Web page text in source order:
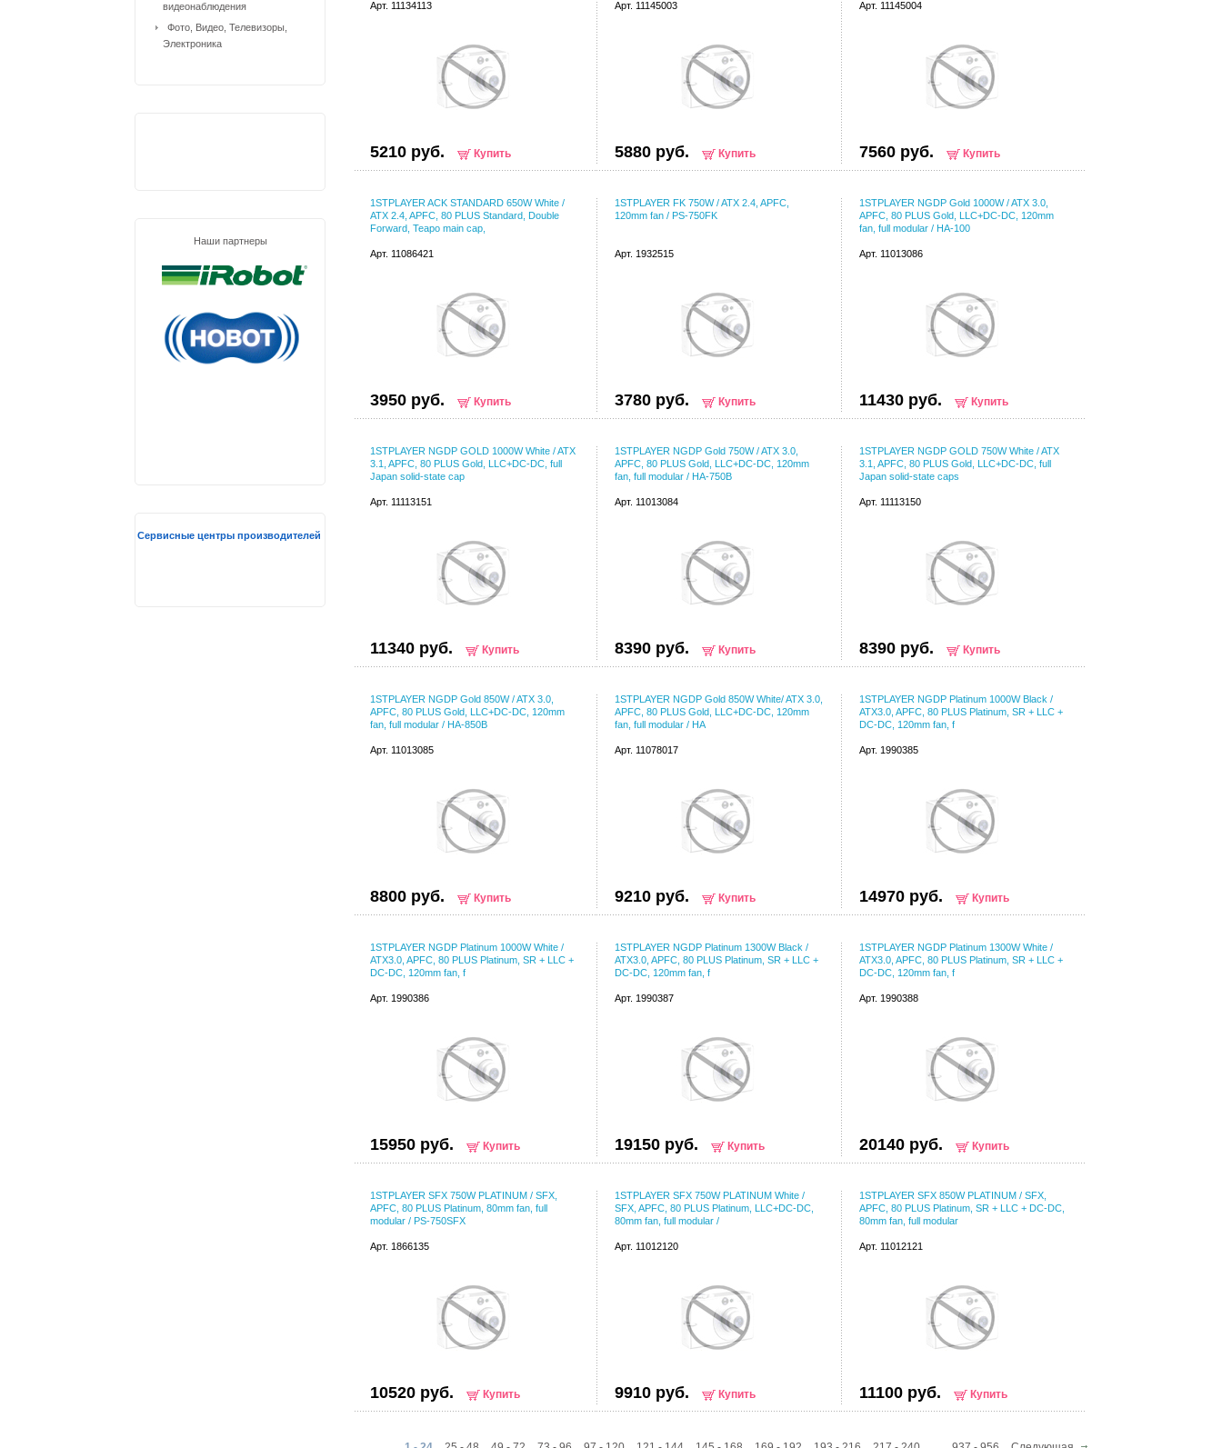
Арт. 11134113
5210 руб. Купить
Арт. 11145003
5880 руб. Купить
Арт. 11145004
7560 руб. Купить
1STPLAYER ACK STANDARD 650W White /
ATX 2.4, APFC, 80 PLUS Standard, Double
Forward, Teapo main cap,
Арт. 11086421
3950 руб. Купить
1STPLAYER FK 750W / ATX 2.4, APFC,
120mm fan / PS-750FK
Арт. 1932515
3780 руб. Купить
1STPLAYER NGDP Gold 1000W / ATX 3.0,
APFC, 80 PLUS Gold, LLC+DC-DC, 120mm
fan, full modular / HA-100
Арт. 11013086
11430 руб. Купить
1STPLAYER NGDP GOLD 1000W White / ATX
3.1, APFC, 80 PLUS Gold, LLC+DC-DC, full
Japan solid-state cap
Арт. 11113151
11340 руб. Купить
1STPLAYER NGDP Gold 750W / ATX 3.0,
APFC, 80 PLUS Gold, LLC+DC-DC, 120mm
fan, full modular / HA-750B
Арт. 11013084
8390 руб. Купить
1STPLAYER NGDP GOLD 750W White / ATX
3.1, APFC, 80 PLUS Gold, LLC+DC-DC, full
Japan solid-state caps
Арт. 11113150
8390 руб. Купить
1STPLAYER NGDP Gold 850W / ATX 3.0,
APFC, 80 PLUS Gold, LLC+DC-DC, 120mm
fan, full modular / HA-850B
Арт. 11013085
8800 руб. Купить
1STPLAYER NGDP Gold 850W White/ ATX 3.0,
APFC, 80 PLUS Gold, LLC+DC-DC, 120mm
fan, full modular / HA
Арт. 11078017
9210 руб. Купить
1STPLAYER NGDP Platinum 1000W Black /
ATX3.0, APFC, 80 PLUS Platinum, SR + LLC +
DC-DC, 120mm fan, f
Арт. 1990385
14970 руб. Купить
1STPLAYER NGDP Platinum 1000W White /
ATX3.0, APFC, 80 PLUS Platinum, SR + LLC +
DC-DC, 120mm fan, f
Арт. 1990386
15950 руб. Купить
1STPLAYER NGDP Platinum 1300W Black /
ATX3.0, APFC, 80 PLUS Platinum, SR + LLC +
DC-DC, 120mm fan, f
Арт. 1990387
19150 руб. Купить
1STPLAYER NGDP Platinum 1300W White /
ATX3.0, APFC, 80 PLUS Platinum, SR + LLC +
DC-DC, 120mm fan, f
Арт. 1990388
20140 руб. Купить
1STPLAYER SFX 750W PLATINUM / SFX,
APFC, 80 PLUS Platinum, 80mm fan, full
modular / PS-750SFX
Арт. 1866135
10520 руб. Купить
1STPLAYER SFX 750W PLATINUM White /
SFX, APFC, 80 PLUS Platinum, LLC+DC-DC,
80mm fan, full modular /
Арт. 11012120
9910 руб. Купить
1STPLAYER SFX 850W PLATINUM / SFX,
APFC, 80 PLUS Platinum, SR + LLC + DC-DC,
80mm fan, full modular
Арт. 11012121
11100 руб. Купить
видеонаблюдения
Фото, Видео, Телевизоры,
Электроника
Наши партнеры
Сервисные центры производителей